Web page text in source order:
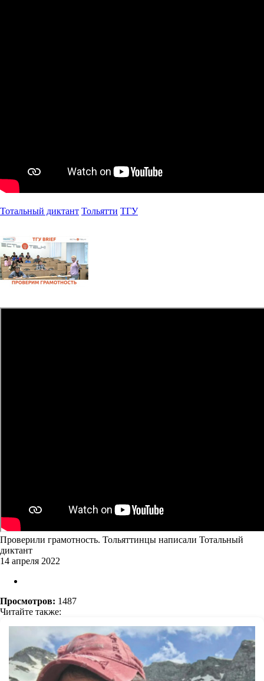
Тотальный диктант Тольятти ТГУ
Проверили грамотность. Тольяттинцы написали Тотальный
диктант
14 апреля 2022
Просмотров: 1487
Читайте также: